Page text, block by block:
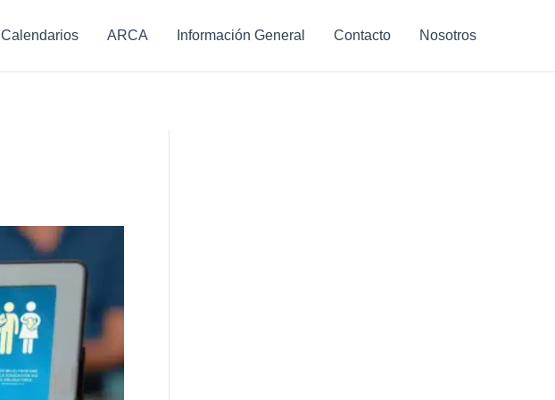
Calendarios ARCA Información General Contacto Nosotros